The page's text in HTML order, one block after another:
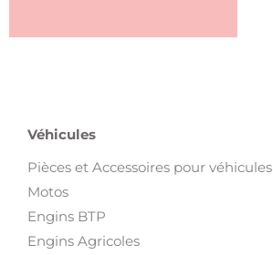
Véhicules
Pièces et Accessoires pour véhicules
Motos
Engins BTP
Engins Agricoles